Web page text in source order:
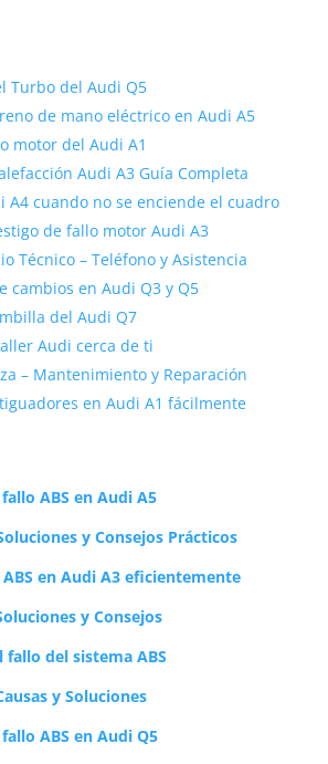
Turbo del Audi Q5
de mano eléctrico en Audi A5
motor del Audi A1
Audi A3 Guía Completa
A4 cuando no se enciende el cuadro
de fallo motor Audi A3
Técnico – Teléfono y Asistencia
cambios en Audi Q3 y Q5
del Audi Q7
Audi cerca de ti
– Mantenimiento y Reparación
en Audi A1 fácilmente
ABS en Audi A5
y Consejos Prácticos
en Audi A3 eficientemente
y Consejos
fallo del sistema ABS
y Soluciones
ABS en Audi Q5